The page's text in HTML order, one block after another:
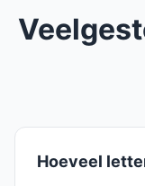
Hoeveel